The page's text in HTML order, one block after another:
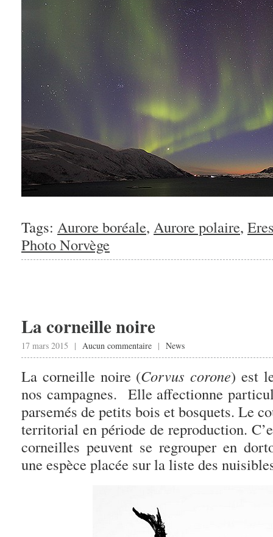
Tags: Aurore boréale, Aurore polaire,
Photo Norvège
La corneille noire
17 mars 2015 | Aucun commentaire | News
La corneille noire (Corvus corone) est
nos campagnes. Elle affectionne
parsemés de petits bois et bosquets. Le
territorial en période de reproduction.
corneilles peuvent se regrouper en
une espèce placée sur la liste des